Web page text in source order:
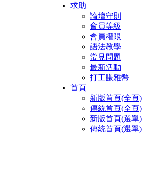
求助
論壇守則
會員等級
會員權限
語法教學
常見問題
最新活動
打工賺雅幣
首頁
新版首頁(全頁)
傳統首頁(全頁)
新版首頁(選單)
傳統首頁(選單)